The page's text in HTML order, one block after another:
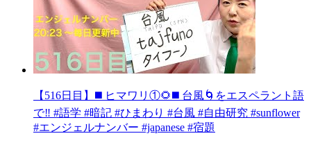
【516日目】◼️ ヒマワリ①🌻◼️ 台風🌀をエスペラント語
で‼️ #語学 #暗記 #ひまわり #台風 #自由研究 #sunflower
#エンジェルナンバー #japanese #宿題